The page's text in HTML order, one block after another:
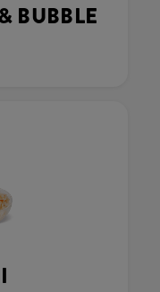
BUBBLE